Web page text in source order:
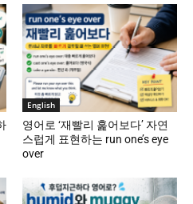
English
영어로 ‘재빨리 훑어보다’ 자연
스럽게 표현하는 run one’s eye
over